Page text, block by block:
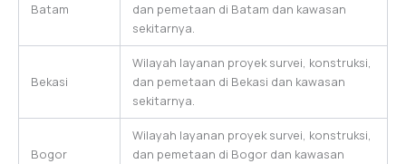
Batam
dan pemetaan di Batam dan kawasan
sekitarnya.
Bekasi
Wilayah layanan proyek survei, konstruksi,
dan pemetaan di Bekasi dan kawasan
sekitarnya.
Bogor
Wilayah layanan proyek survei, konstruksi,
dan pemetaan di Bogor dan kawasan